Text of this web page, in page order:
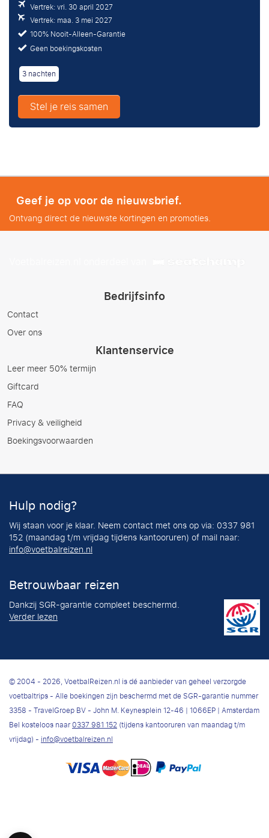
Vertrek: vri. 30 april 2027
Vertrek: maa. 3 mei 2027
100% Nooit-Alleen-Garantie
Geen boekingskosten
3 nachten
Stel je reis samen
Geef je op voor de nieuwsbrief.
Ontvang direct de nieuwste kortingen en promoties.
Bedrijfsinfo
Contact
Over ons
Klantenservice
Leer meer 50% termijn
Giftcard
FAQ
Privacy & veiligheid
Boekingsvoorwaarden
Hulp nodig?
Wij staan voor je klaar. Neem contact met ons op via: 0337 981
152 (maandag t/m vrijdag tijdens kantooruren) of mail naar:
info@voetbalreizen.nl
Betrouwbaar reizen
Dankzij SGR-garantie compleet beschermd.
Verder lezen
© 2004 - 2026, VoetbalReizen.nl is dé aanbieder van geheel verzorgde
voetbaltrips - Alle boekingen zijn beschermd met de SGR-garantie nummer
3358 - TravelGroep BV - John M. Keynesplein 12-46 | 1066EP | Amsterdam
Bel kosteloos naar0337 981 152(tijdens kantooruren van maandag t/m
vrijdag) -info@voetbalreizen.nl